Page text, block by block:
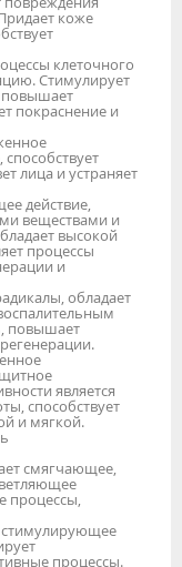
коже
клеточного
Стимулирует
повышает
покраснение и
лица и устраняет
действие,
веществами и
высокой
процессы
и
обладает
повышает
является
способствует
и мягкой.
смягчающее,
процессы,
стимулирующее
процессы.